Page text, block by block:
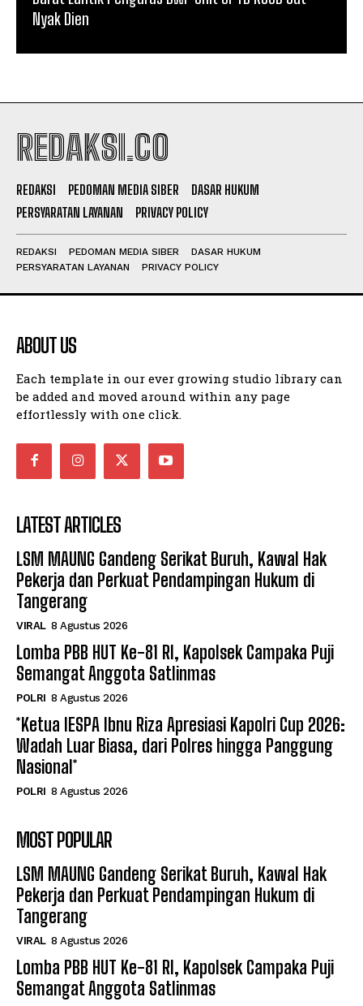
Nyak Dien
REDAKSI.CO
REDAKSI PEDOMAN MEDIA SIBER
DASAR HUKUM
PERSYARATAN LAYANAN
PRIVACY POLICY
REDAKSI PEDOMAN MEDIA SIBER
DASAR HUKUM
PERSYARATAN LAYANAN
PRIVACY POLICY
ABOUT US
Each template in our ever growing studio library can
be added and moved around within any page
effortlessly with one click.
LATEST ARTICLES
LSM MAUNG Gandeng Serikat Buruh, Kawal Hak
Pekerja dan Perkuat Pendampingan Hukum di
Tangerang
VIRAL 8 Agustus 2026
Lomba PBB HUT Ke-81 RI, Kapolsek Campaka Puji
Semangat Anggota Satlinmas
POLRI 8 Agustus 2026
*Ketua IESPA Ibnu Riza Apresiasi Kapolri Cup 2026:
Wadah Luar Biasa, dari Polres hingga Panggung
Nasional*
POLRI 8 Agustus 2026
MOST POPULAR
LSM MAUNG Gandeng Serikat Buruh, Kawal Hak
Pekerja dan Perkuat Pendampingan Hukum di
Tangerang
VIRAL 8 Agustus 2026
Lomba PBB HUT Ke-81 RI, Kapolsek Campaka Puji
Semangat Anggota Satlinmas